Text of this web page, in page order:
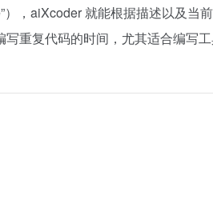
，aiXcoder 就能根据描述以及当
重复代码的时间，尤其适合编写